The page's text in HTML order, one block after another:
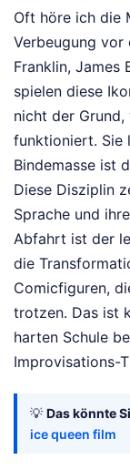
Oft höre ich die
Verbeugung vor
Franklin, James
spielen diese
nicht der
funktioniert. Sie
Bindemasse ist
Diese Disziplin
Sprache und
Abfahrt ist der
die
Comicfiguren,
trotzen. Das ist
harten Schule
Improvisations-
💡 Das könnte
ice queen film